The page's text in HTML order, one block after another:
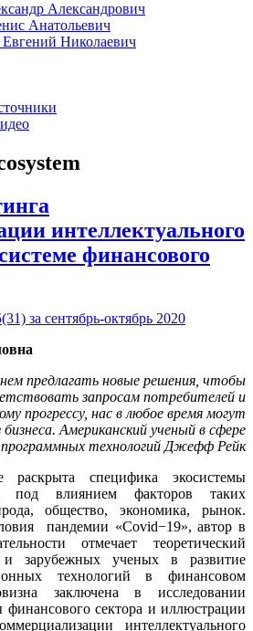
Александрович
Анатольевич
Николаевич
интеллектуального
финансового
за сентябрь-октябрь 2020
предлагать новые решения, чтобы
запросам потребителей и
прогрессу, нас в любое время могут
Американский ученый в сфере
программных технологий Джефф Рейк
специфика экосистемы
под влиянием факторов таких
общество, экономика, рынок.
пандемии «Covid−19», автор в
отмечает теоретический
и зарубежных ученых в развитие
технологий в финансовом
заключена в исследовании
финансового сектора и иллюстрации
интеллектуального